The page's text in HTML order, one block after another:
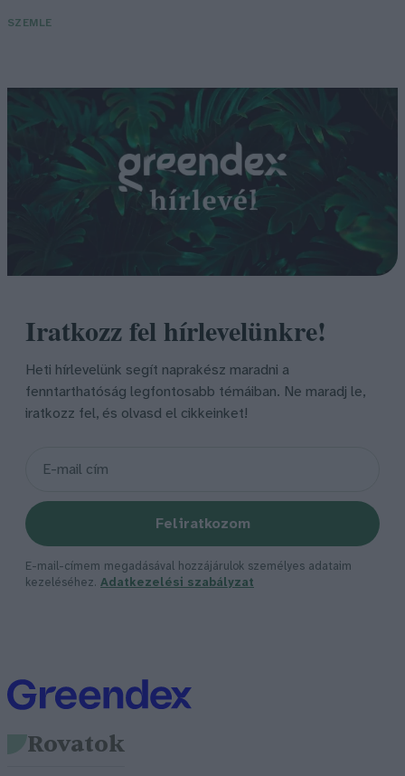
SZEMLE
Iratkozz fel hírlevelünkre!
Heti hírlevelünk segít naprakész maradni a
fenntarthatóság legfontosabb témáiban. Ne maradj le,
iratkozz fel, és olvasd el cikkeinket!
Feliratkozom
E-mail-címem megadásával hozzájárulok személyes adataim
kezeléséhez. Adatkezelési szabályzat
Rovatok